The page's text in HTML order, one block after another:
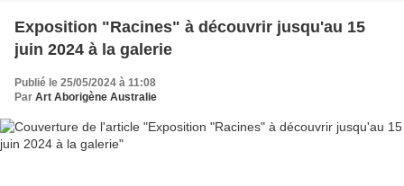
Exposition "Racines" à découvrir jusqu'au 15
juin 2024 à la galerie
Publié le 25/05/2024 à 11:08
Par Art Aborigène Australie